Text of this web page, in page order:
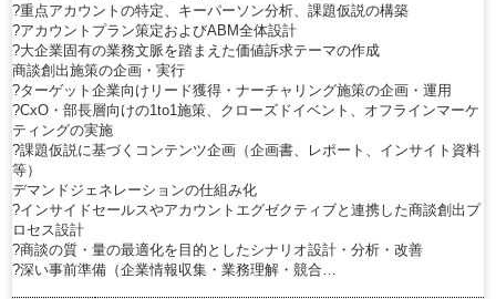
?重点アカウントの特定、キーパーソン分析、課題仮説の構築
?アカウントプラン策定およびABM全体設計
?大企業固有の業務文脈を踏まえた価値訴求テーマの作成
商談創出施策の企画・実行
?ターゲット企業向けリード獲得・ナーチャリング施策の企画・運用
?CxO・部長層向けの1to1施策、クローズドイベント、オフラインマーケ
ティングの実施
?課題仮説に基づくコンテンツ企画（企画書、レポート、インサイト資料
等）
デマンドジェネレーションの仕組み化
?インサイドセールスやアカウントエグゼクティブと連携した商談創出プ
ロセス設計
?商談の質・量の最適化を目的としたシナリオ設計・分析・改善
?深い事前準備（企業情報収集・業務理解・競合…